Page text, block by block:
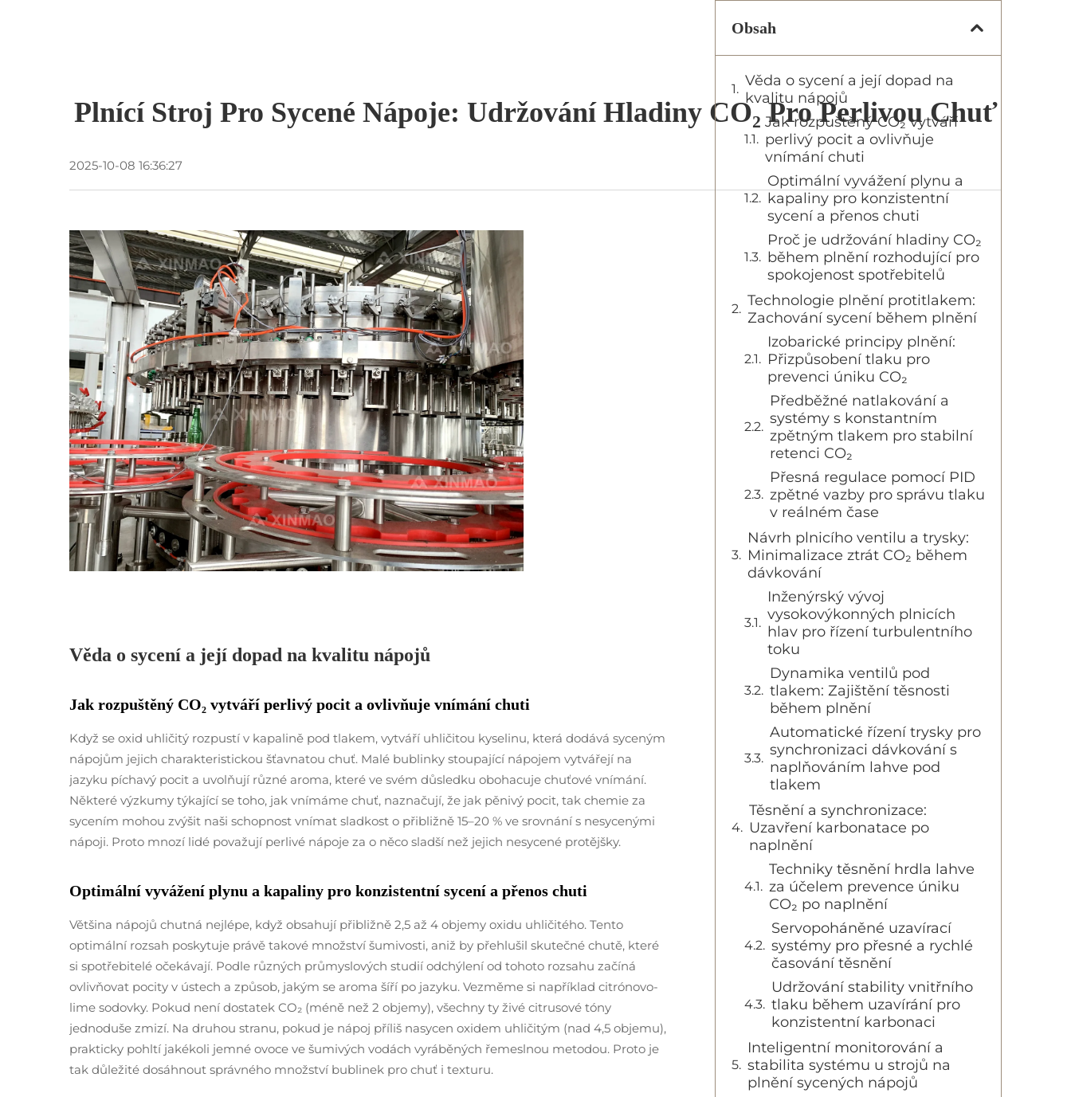
Plnící Stroj Pro Sycené Nápoje: Udržování Hladiny CO₂ Pro Perlivou Chuť
2025-10-08 16:36:27
Věda o sycení a její dopad na kvalitu nápojů
Jak rozpuštěný CO₂ vytváří perlivý pocit a ovlivňuje vnímání chuti
Když se oxid uhličitý rozpustí v kapalině pod tlakem, vytváří uhličitou kyselinu, která dodává syceným
nápojům jejich charakteristickou šťavnatou chuť. Malé bublinky stoupající nápojem vytvářejí na
jazyku píchavý pocit a uvolňují různé aroma, které ve svém důsledku obohacuje chuťové vnímání.
Některé výzkumy týkající se toho, jak vnímáme chuť, naznačují, že jak pěnivý pocit, tak chemie za
sycením mohou zvýšit naši schopnost vnímat sladkost o přibližně 15–20 % ve srovnání s nesycenými
nápoji. Proto mnozí lidé považují perlivé nápoje za o něco sladší než jejich nesycené protějšky.
Optimální vyvážení plynu a kapaliny pro konzistentní sycení a přenos chuti
Většina nápojů chutná nejlépe, když obsahují přibližně 2,5 až 4 objemy oxidu uhličitého. Tento
optimální rozsah poskytuje právě takové množství šumivosti, aniž by přehlušil skutečné chutě, které
si spotřebitelé očekávají. Podle různých průmyslových studií odchýlení od tohoto rozsahu začíná
ovlivňovat pocity v ústech a způsob, jakým se aroma šíří po jazyku. Vezměme si například citrónovo-
lime sodovky. Pokud není dostatek CO₂ (méně než 2 objemy), všechny ty živé citrusové tóny
jednoduše zmizí. Na druhou stranu, pokud je nápoj příliš nasycen oxidem uhličitým (nad 4,5 objemu),
prakticky pohltí jakékoli jemné ovoce ve šumivých vodách vyráběných řemeslnou metodou. Proto je
tak důležité dosáhnout správného množství bublinek pro chuť i texturu.
Obsah
Věda o sycení a její dopad na
kvalitu nápojů
Jak rozpuštěný CO₂ vytváří
perlivý pocit a ovlivňuje
vnímání chuti
Optimální vyvážení plynu a
kapaliny pro konzistentní
sycení a přenos chuti
Proč je udržování hladiny CO₂
během plnění rozhodující pro
spokojenost spotřebitelů
Technologie plnění protitlakem:
Zachování sycení během plnění
Izobarické principy plnění:
Přizpůsobení tlaku pro
prevenci úniku CO₂
Předběžné natlakování a
systémy s konstantním
zpětným tlakem pro stabilní
retenci CO₂
Přesná regulace pomocí PID
zpětné vazby pro správu tlaku
v reálném čase
Návrh plnicího ventilu a trysky:
Minimalizace ztrát CO₂ během
dávkování
Inženýrský vývoj
vysokovýkonných plnicích
hlav pro řízení turbulentního
toku
Dynamika ventilů pod
tlakem: Zajištění těsnosti
během plnění
Automatické řízení trysky pro
synchronizaci dávkování s
naplňováním lahve pod
tlakem
Těsnění a synchronizace:
Uzavření karbonatace po
naplnění
Techniky těsnění hrdla lahve
za účelem prevence úniku
CO₂ po naplnění
Servopoháněné uzavírací
systémy pro přesné a rychlé
časování těsnění
Udržování stability vnitřního
tlaku během uzavírání pro
konzistentní karbonaci
Inteligentní monitorování a
stabilita systému u strojů na
plnění sycených nápojů